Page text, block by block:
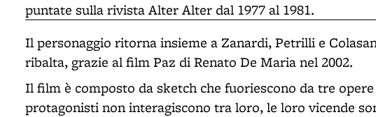
puntate sulla rivista Alter Alter dal 1977 al 1981.
Il personaggio ritorna insieme a Zanardi, Petrilli e
ribalta, grazie al film Paz di Renato De Maria nel 2002.
Il film è composto da sketch che fuoriescono da tre
protagonisti non interagiscono tra loro, le loro vicende